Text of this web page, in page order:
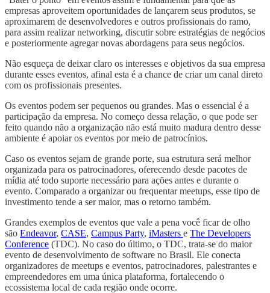
empresas aproveitem oportunidades de lançarem seus produtos, se
aproximarem de desenvolvedores e outros profissionais do ramo,
para assim realizar networking, discutir sobre estratégias de negócios
e posteriormente agregar novas abordagens para seus negócios.
Não esqueça de deixar claro os interesses e objetivos da sua empresa
durante esses eventos, afinal esta é a chance de criar um canal direto
com os profissionais presentes.
Os eventos podem ser pequenos ou grandes. Mas o essencial é a
participação da empresa. No começo dessa relação, o que pode ser
feito quando não a organização não está muito madura dentro desse
ambiente é apoiar os eventos por meio de patrocínios.
Caso os eventos sejam de grande porte, sua estrutura será melhor
organizada para os patrocinadores, oferecendo desde pacotes de
mídia até todo suporte necessário para ações antes e durante o
evento. Comparado a organizar ou frequentar meetups, esse tipo de
investimento tende a ser maior, mas o retorno também.
Grandes exemplos de eventos que vale a pena você ficar de olho
são Endeavor, CASE, Campus Party, iMasters e The Developers
Conference (TDC). No caso do último, o TDC, trata-se do maior
evento de desenvolvimento de software no Brasil. Ele conecta
organizadores de meetups e eventos, patrocinadores, palestrantes e
empreendedores em uma única plataforma, fortalecendo o
ecossistema local de cada região onde ocorre.